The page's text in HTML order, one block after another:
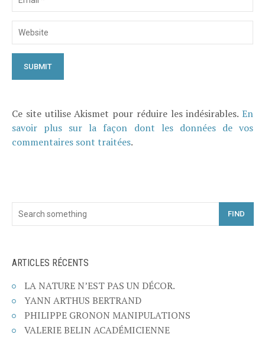
Ce site utilise Akismet pour réduire les indésirables. En
savoir plus sur la façon dont les données de vos
commentaires sont traitées.
FIND
ARTICLES RÉCENTS
LA NATURE N’EST PAS UN DÉCOR.
YANN ARTHUS BERTRAND
PHILIPPE GRONON MANIPULATIONS
VALERIE BELIN ACADÉMICIENNE